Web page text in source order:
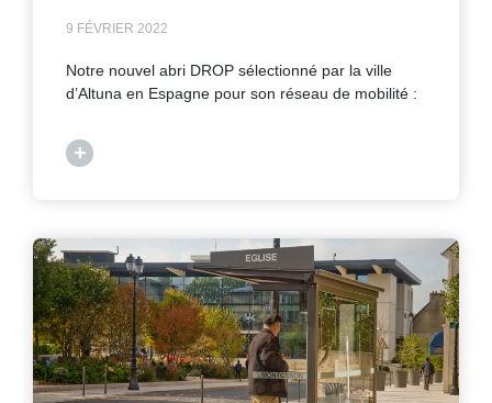
9 FÉVRIER 2022
Notre nouvel abri DROP sélectionné par la ville
d’Altuna en Espagne pour son réseau de mobilité :
+